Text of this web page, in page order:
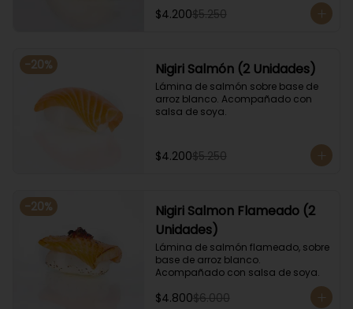
$4.200$5.250
-20% Nigiri Salmón (2 Unidades)
Lámina de salmón sobre base de
arroz blanco. Acompañado con
salsa de soya.
$4.200$5.250
-20%
Nigiri Salmon Flameado (2
Unidades)
Lámina de salmón flameado, sobre
base de arroz blanco.
Acompañado con salsa de soya.
$4.800$6.000